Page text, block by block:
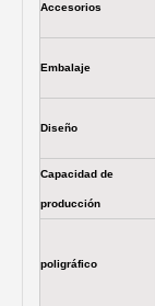
Accesorios
Embalaje
Diseño
Capacidad de
producción
poligráfico